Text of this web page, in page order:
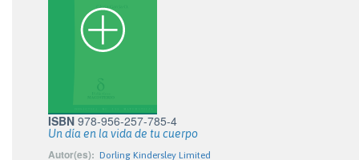
ISBN 978-956-257-785-4
Un día en la vida de tu cuerpo
Autor(es): Dorling Kindersley Limited